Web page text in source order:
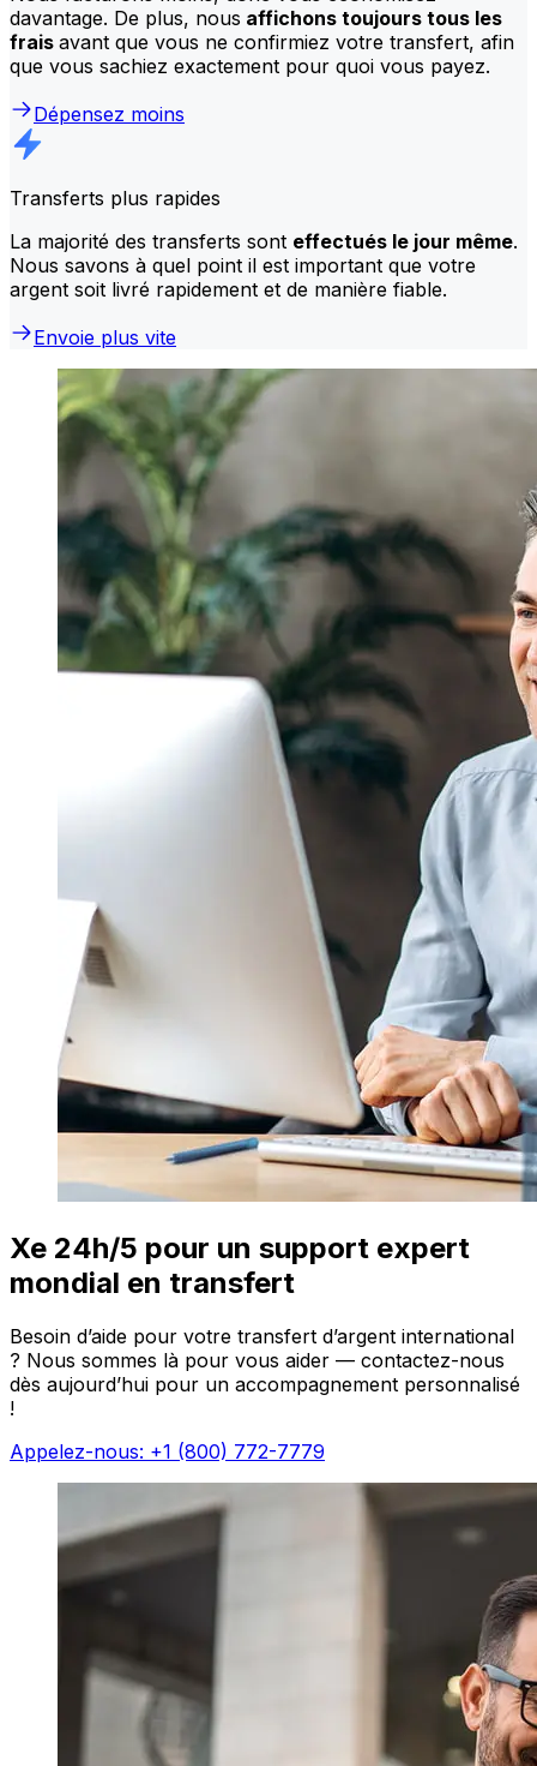
davantage. De plus, nous affichons toujours tous les
frais avant que vous ne confirmiez votre transfert, afin
que vous sachiez exactement pour quoi vous payez.
Dépensez moins
Transferts plus rapides
La majorité des transferts sont effectués le jour même.
Nous savons à quel point il est important que votre
argent soit livré rapidement et de manière fiable.
Envoie plus vite
Xe 24h/5 pour un support expert
mondial en transfert
Besoin d’aide pour votre transfert d’argent international
? Nous sommes là pour vous aider — contactez-nous
dès aujourd’hui pour un accompagnement personnalisé
!
Appelez-nous: +1 (800) 772-7779